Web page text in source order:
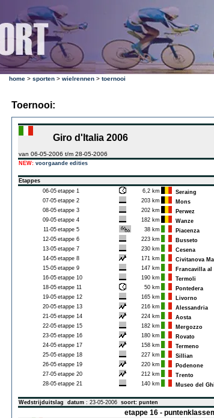
home > sporten > wielrennen > toernooi
Toernooi:
Giro d'Italia 2006
van 06-05-2006 t/m 28-05-2006
NEW: voorgaande edities
Etappes
06-05 etappe 1 6,2 km Seraing
07-05 etappe 2 203 km Mons
08-05 etappe 3 202 km Perwez
09-05 etappe 4 182 km Wanze
11-05 etappe 5 38 km Piacenza
12-05 etappe 6 223 km Busseto
13-05 etappe 7 230 km Cesena
14-05 etappe 8 171 km Civitanova
15-05 etappe 9 147 km Francavilla al
16-05 etappe 10 190 km Termoli
18-05 etappe 11 50 km Pontedera
19-05 etappe 12 165 km Livorno
20-05 etappe 13 216 km Alessandria
21-05 etappe 14 224 km Aosta
22-05 etappe 15 182 km Mergozzo
23-05 etappe 16 180 km Rovato
24-05 etappe 17 158 km Termeno
25-05 etappe 18 227 km Sillian
26-05 etappe 19 220 km Podenone
27-05 etappe 20 212 km Trento
28-05 etappe 21 140 km Museo del
Wedstrijduitslag datum : 23-05-2006 soort: punten
etappe 16 -